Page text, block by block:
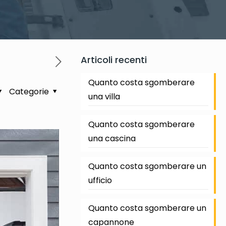
Categorie
Articoli recenti
Quanto costa sgomberare
una villa
Quanto costa sgomberare
una cascina
Quanto costa sgomberare un
ufficio
Quanto costa sgomberare un
capannone